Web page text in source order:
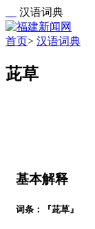
汉语词典
首页> 汉语词典
茈草
基本解释
词条：『茈草』